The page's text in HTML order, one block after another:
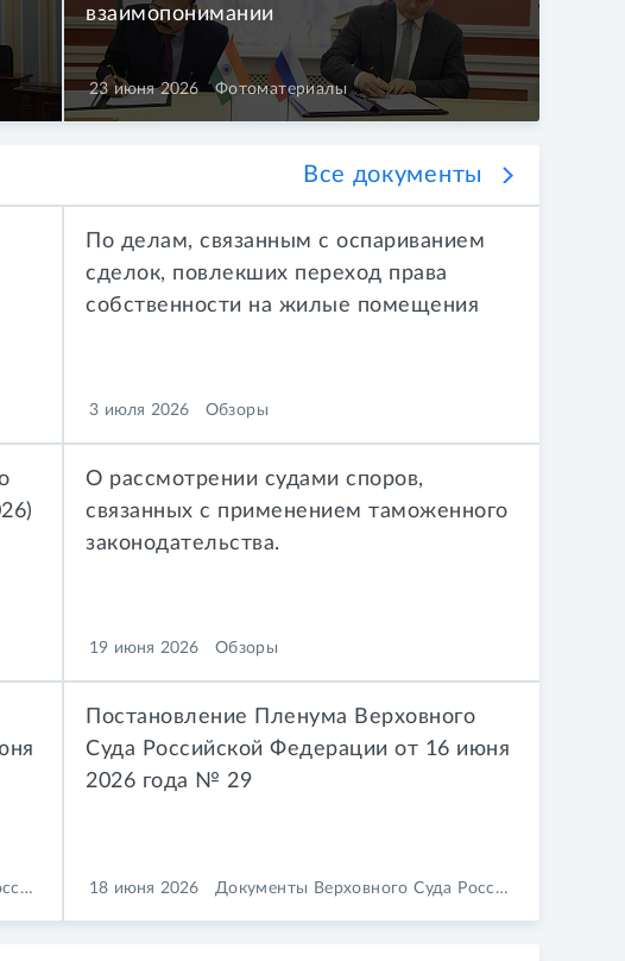
взаимопонимании
23 июня 2026 Фотоматериалы
Все документы
По делам, связанным с оспариванием
сделок, повлекших переход права
собственности на жилые помещения
3 июля 2026 Обзоры
О рассмотрении судами споров,
связанных с применением таможенного
законодательства.
19 июня 2026 Обзоры
Постановление Пленума Верховного
Суда Российской Федерации от 16 июня
2026 года № 29
18 июня 2026 Документы Верховного Суда Российской Федерации